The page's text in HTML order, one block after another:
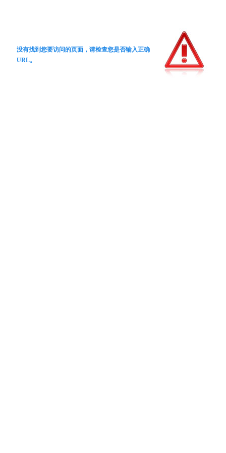
没有找到您要访问的页面，请检查您是否输入正确
URL。